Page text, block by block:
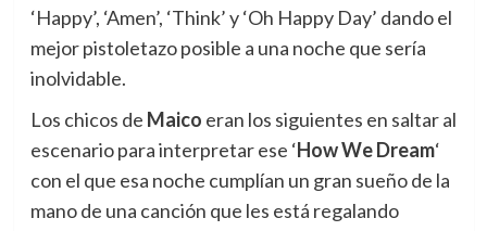
‘Happy’, ‘Amen’, ‘Think’ y ‘Oh Happy Day’ dando el
mejor pistoletazo posible a una noche que sería
inolvidable.
Los chicos de Maico eran los siguientes en saltar al
escenario para interpretar ese ‘How We Dream‘
con el que esa noche cumplían un gran sueño de la
mano de una canción que les está regalando